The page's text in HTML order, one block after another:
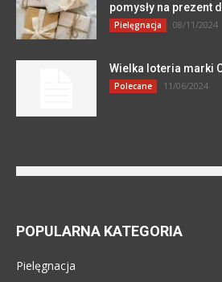
pomysły na prezent
Pielęgnacja 08/11/2024
Wielka loteria marki
Polecane 11/06/2024
POPULARNA KATEGORIA
Pielęgnacja